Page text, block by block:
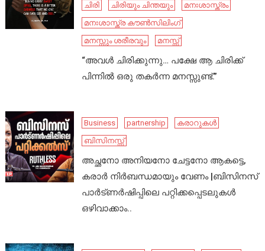
ചിരി
ചിരിയും ചിന്തയും
മനഃശാസ്ത്രം
മനഃശാസ്ത്ര കൗൺസിലിംഗ്
മനസ്സും ശരീരവും
മനസ്സ്
“അവൾ ചിരിക്കുന്നു… പക്ഷേ ആ ചിരിക്ക്
പിന്നിൽ ഒരു തകർന്ന മനസ്സുണ്ട്.”
Business partnership
കരാറുകൾ
ബിസിനസ്സ്
അച്ഛനോ അനിയനോ ചേട്ടനോ ആകട്ടെ,
കരാർ നിർബന്ധമായും വേണം |ബിസിനസ്
പാർട്ണർഷിപ്പിലെ പറ്റിക്കപ്പെടലുകൾ
ഒഴിവാക്കാം..